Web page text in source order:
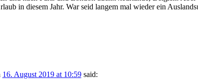
in diesem Jahr. War seid langem mal wieder ein
16. August 2019 at 10:59 said: